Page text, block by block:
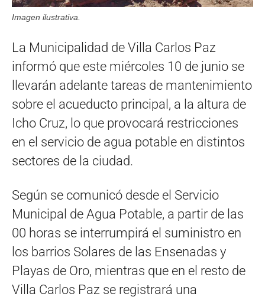
Imagen ilustrativa.
La Municipalidad de Villa Carlos Paz
informó que este miércoles 10 de junio se
llevarán adelante tareas de mantenimiento
sobre el acueducto principal, a la altura de
Icho Cruz, lo que provocará restricciones
en el servicio de agua potable en distintos
sectores de la ciudad.
Según se comunicó desde el Servicio
Municipal de Agua Potable, a partir de las
00 horas se interrumpirá el suministro en
los barrios Solares de las Ensenadas y
Playas de Oro, mientras que en el resto de
Villa Carlos Paz se registrará una